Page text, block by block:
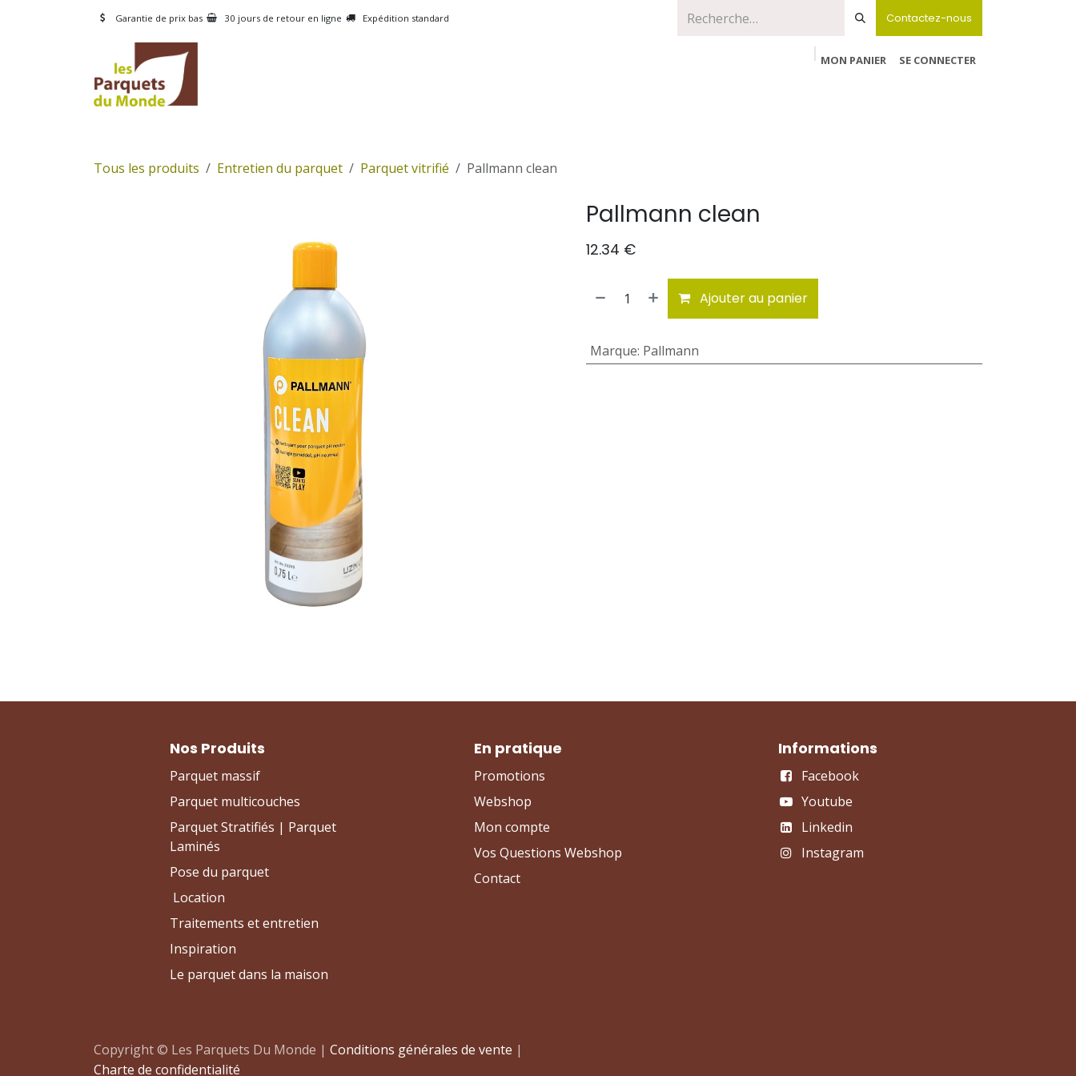
Se rendre au contenu
Garantie de prix bas 30 jours de retour en ligne Expédition standard Contactez-nous
MON PANIER
SE CONNECTER
Tous les produits Entretien du parquet Parquet vitrifié Pallmann clean
Pallmann clean
12.34 €
Ajouter au panier
Marque: Pallmann
Nos Produits
Parquet massif
Parquet multicouches
Parquet Stratifiés | Parquet
Laminés
Pose du parquet
Location
Traitements et entretien
Inspiration
Le parquet dans la maison
En pratique
Promotions
Webshop
Mon compte
Vos Questions Webshop
Contact
Informations
Facebook
Youtube
Linkedin
Instagram
Copyright © Les Parquets Du Monde | Conditions générales de vente |
Charte de confidentialité